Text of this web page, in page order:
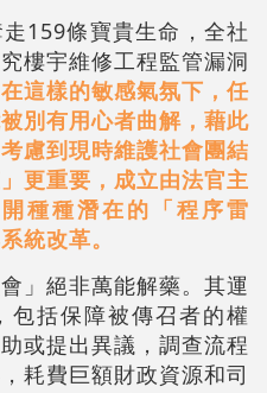
159條寶貴生命，全社
樓宇維修工程監管漏洞
在這樣的敏感氣氛下，任
別有用心者曲解，藉此
慮到現時維護社會團結
更重要，成立由法官主
種種潛在的「程序雷
統改革。
」絕非萬能解藥。其運
包括保障被傳召者的權
或提出異議，調查流程
耗費巨額財政資源和司